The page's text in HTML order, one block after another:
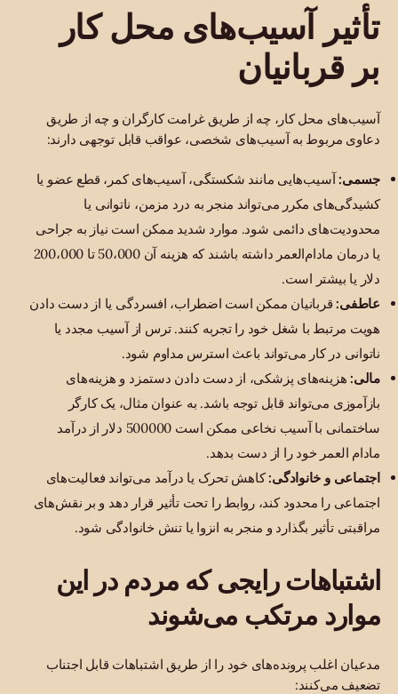
تأثیر آسیب‌های محل کار
بر قربانیان
آسیب‌های محل کار، چه از طریق غرامت کارگران و چه از طریق
دعاوی مربوط به آسیب‌های شخصی، عواقب قابل توجهی دارند:
جسمی:آسیب‌هایی مانند شکستگی، آسیب‌های کمر، قطع عضو یا
کشیدگی‌های مکرر می‌تواند منجر به درد مزمن، ناتوانی یا
محدودیت‌های دائمی شود. موارد شدید ممکن است نیاز به جراحی
یا درمان مادام‌العمر داشته باشند که هزینه آن 50،000 تا 200،000
دلار یا بیشتر است.
عاطفی:قربانیان ممکن است اضطراب، افسردگی یا از دست دادن
هویت مرتبط با شغل خود را تجربه کنند. ترس از آسیب مجدد یا
ناتوانی در کار می‌تواند باعث استرس مداوم شود.
مالی:هزینه‌های پزشکی، از دست دادن دستمزد و هزینه‌های
بازآموزی می‌تواند قابل توجه باشد. به عنوان مثال، یک کارگر
ساختمانی با آسیب نخاعی ممکن است 500000 دلار از درآمد
مادام العمر خود را از دست بدهد.
اجتماعی و خانوادگی:کاهش تحرک یا درآمد می‌تواند فعالیت‌های
اجتماعی را محدود کند، روابط را تحت تأثیر قرار دهد و بر نقش‌های
مراقبتی تأثیر بگذارد و منجر به انزوا یا تنش خانوادگی شود.
اشتباهات رایجی که مردم در این
موارد مرتکب می‌شوند
مدعیان اغلب پرونده‌های خود را از طریق اشتباهات قابل اجتناب
تضعیف می‌کنند: